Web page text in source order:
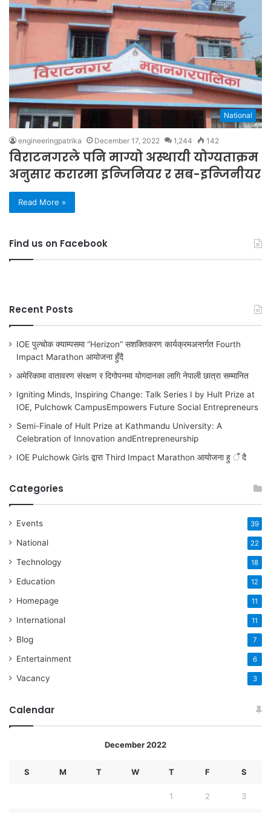
National
engineeringpatrika December 17, 2022 1,244 142
विराटनगरले पनि माग्यो अस्थायी योग्यताक्रम
अनुसार करारमा इन्जिनियर र सब-इन्जिनीयर
Read More »
Find us on Facebook
Recent Posts
IOE पुल्चोक क्याम्पसमा “Herizon” सशक्तिकरण कार्यक्रमअन्तर्गत Fourth
Impact Marathon आयोजना हुँदै
अमेरिकामा वातावरण संरक्षण र दिगोपनमा योगदानका लागि नेपाली छात्रा सम्मानित
Igniting Minds, Inspiring Change: Talk Series I by Hult Prize at
IOE, Pulchowk CampusEmpowers Future Social Entrepreneurs
Semi-Finale of Hult Prize at Kathmandu University: A
Celebration of Innovation andEntrepreneurship
IOE Pulchowk Girls द्वारा Third Impact Marathon आयोजना हु ँ दै
Categories
Events 39
National 22
Technology 18
Education 12
Homepage 11
International 11
Blog 7
Entertainment 6
Vacancy 3
Calendar
December 2022
S M T W T F S
1 2 3